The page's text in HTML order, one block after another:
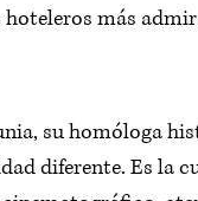
más
su homóloga
diferente. Es la